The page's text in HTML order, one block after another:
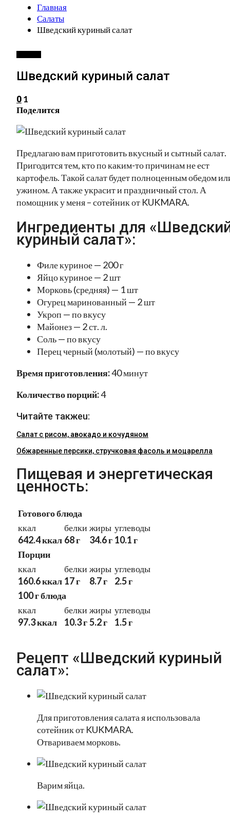
Главная
Салаты
Шведский куриный салат
Шведский куриный салат
0 1
Поделится
Предлагаю вам приготовить вкусный и сытный салат.
Пригодится тем, кто по каким-то причинам не ест
картофель. Такой салат будет полноценным обедом
ужином. А также украсит и праздничный стол. А
помощник у меня – сотейник от KUKMARA.
Ингредиенты для
куриный салат»:
Филе куриное — 200 г
Яйцо куриное — 2 шт
Морковь (средняя) — 1 шт
Огурец маринованный — 2 шт
Укроп — по вкусу
Майонез — 2 ст. л.
Соль — по вкусу
Перец черный (молотый) — по вкусу
Время приготовления:40 минут
Количество порций:4
Читайте такжеu:
Салат с рисом, авокадо и кочудяном
Обжаренные персики, стручковая фасоль и моцарелла
Пищевая и энергетическая
ценность:
Готового блюда
ккал
642.4 ккал
белки
68 г
жиры
34.6 г
углеводы
10.1 г
Порции
ккал
160.6 ккал
белки
17 г
жиры
8.7 г
углеводы
2.5 г
100 г блюда
ккал
97.3 ккал
белки
10.3 г
жиры
5.2 г
углеводы
1.5 г
Рецепт «Шведский куриный
салат»:
Для приготовления салата я использовала
сотейник от KUKMARA.
Отвариваем морковь.
Варим яйца.